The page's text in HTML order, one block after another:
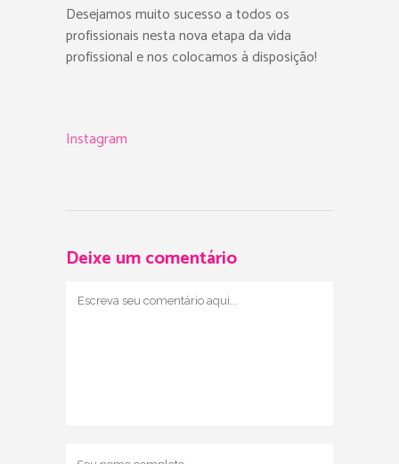
Desejamos muito sucesso a todos os
profissionais nesta nova etapa da vida
profissional e nos colocamos à disposição!
Instagram
Deixe um comentário